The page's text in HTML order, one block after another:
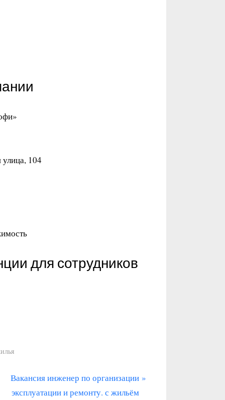
104
для сотрудников
С
л
Вакансия инженер по организации
эксплуатации и ремонту. с жильём